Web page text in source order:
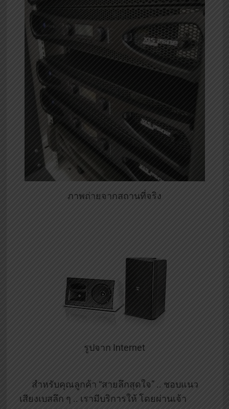
ภาพถ่ายจากสถานที่จริง
รูปจาก Internet
สำหรับคุณลูกค้า “สายลึกสุดใจ” .. ชอบแนว
เสียงเบสลึก ๆ .. เรามีบริการให้ โดยผ่านเจ้า